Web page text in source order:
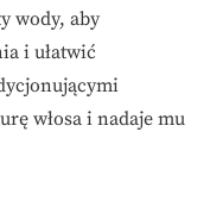
wody, aby
i ułatwić
włosa i nadaje mu